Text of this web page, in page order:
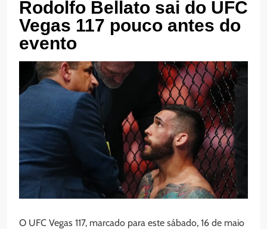
Rodolfo Bellato sai do UFC
Vegas 117 pouco antes do
evento
O UFC Vegas 117, marcado para este sábado, 16 de maio